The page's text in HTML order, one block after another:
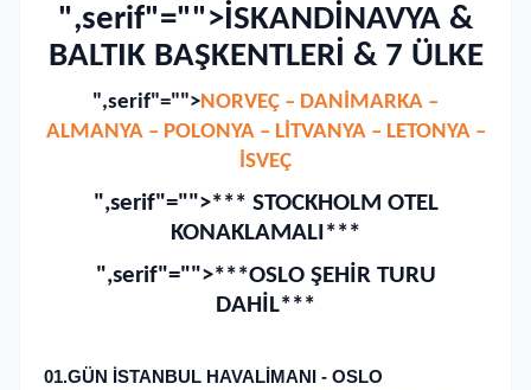
",serif"="">İSKANDİNAVYA &
BALTIK BAŞKENTLERİ & 7 ÜLKE
",serif"="">NORVEÇ – DANİMARKA –
ALMANYA – POLONYA – LİTVANYA – LETONYA –
İSVEÇ
",serif"="">*** STOCKHOLM OTEL
KONAKLAMALI***
",serif"="">***OSLO ŞEHİR TURU
DAHİL***
01.GÜN İSTANBUL HAVALİMANI - OSLO